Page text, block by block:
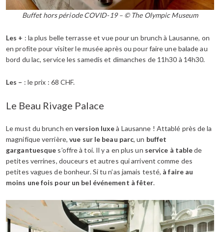
Buffet hors période COVID-19 – © The Olympic Museum
Les + : la plus belle terrasse et vue pour un brunch à Lausanne, on
en profite pour visiter le musée après ou pour faire une balade au
bord du lac, service les samedis et dimanches de 11h30 à 14h30.
Les – : le prix : 68 CHF.
Le Beau Rivage Palace
Le must du brunch enversion luxeà Lausanne ! Attablé près de la
magnifique verrière,vue sur le beau parc, un buffet
gargantuesque s’offre à toi. Il y a en plus un service à tablede
petites verrines, douceurs et autres qui arrivent comme des
petites vagues de bonheur. Si tu n’as jamais testé, à faire au
moins une fois pour un bel événement à fêter.